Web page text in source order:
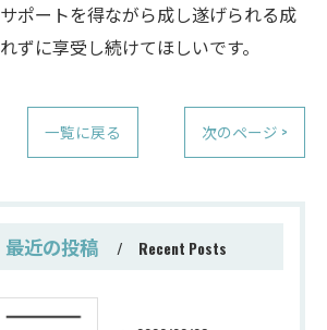
ポートを得ながら成し遂げられる成
ずに享受し続けてほしいです。
一覧に戻る 次のページ >
最近の投稿 Recent Posts